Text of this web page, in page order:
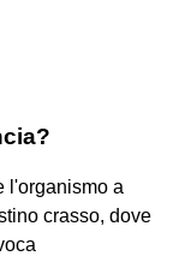
l'organismo a
crasso, dove